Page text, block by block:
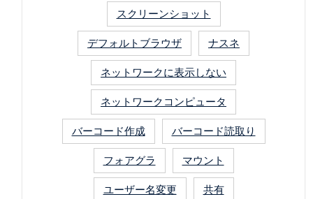
スクリーンショット
デフォルトブラウザ ナスネ
ネットワークに表示しない
ネットワークコンピュータ
バーコード作成 バーコード読取り
フォアグラ マウント
ユーザー名変更 共有